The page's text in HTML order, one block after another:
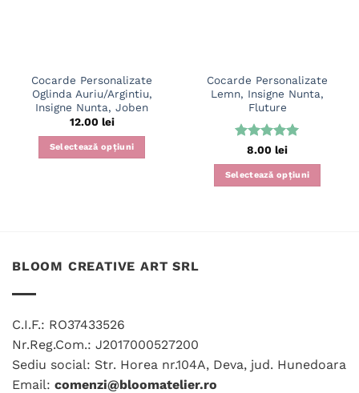
Cocarde Personalizate
Oglinda Auriu/Argintiu,
Insigne Nunta, Joben
12.00 lei
Selectează opțiuni
Opțiunile
alese
în
pagina
produsului.
Cocarde Personalizate
Lemn, Insigne Nunta,
Fluture
Evaluat la
5din 5
8.00 lei
Selectează opțiuni
BLOOM CREATIVE ART SRL
C.I.F.: RO37433526
Nr.Reg.Com.: J2017000527200
Sediu social: Str. Horea nr.104A, Deva, jud. Hunedoara
Email: comenzi@bloomatelier.ro